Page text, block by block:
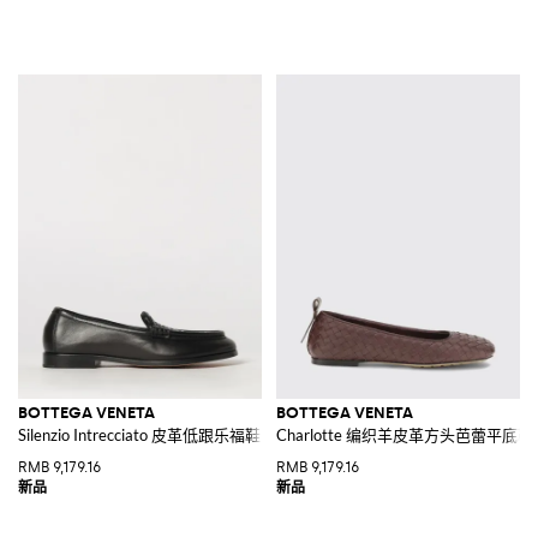
BOTTEGA VENETA
Silenzio Intrecciato 皮革低跟乐福鞋
RMB 9,179.16
BOTTEGA VENETA
Charlotte 编织羊皮革方头芭蕾平底鞋
RMB 9,179.16